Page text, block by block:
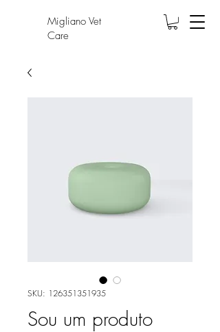
Migliano Vet
Care
SKU: 126351351935
Sou um produto